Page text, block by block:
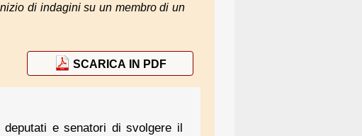
di indagini su un membro di un
SCARICA IN PDF
e senatori di svolgere il